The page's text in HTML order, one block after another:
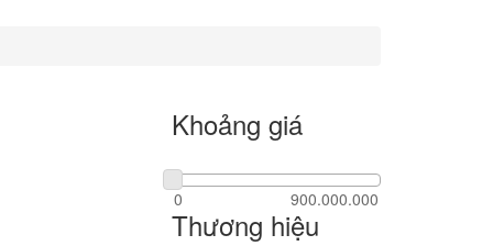
Khoảng giá
Thương hiệu